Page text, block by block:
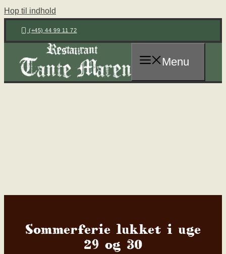
Hop til indhold
(+45) 44 99 11 72
Menu
Sommerferie lukket i uge
29 og 30